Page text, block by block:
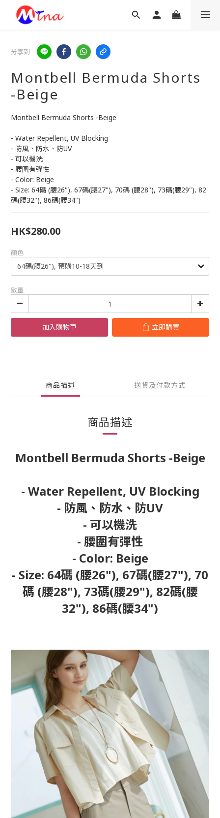
分享到
Montbell Bermuda Shorts
-Beige
Montbell Bermuda Shorts -Beige
- Water Repellent, UV Blocking
- 防風、防水、防UV
- 可以機洗
- 腰圍有彈性
- Color: Beige
- Size: 64碼 (腰26"), 67碼(腰27"), 70碼 (腰28"), 73碼(腰29"), 82
碼(腰32"), 86碼(腰34")
HK$280.00
顏色
數量
加入購物車 立即購買
商品描述 送貨及付款方式
商品描述
Montbell Bermuda Shorts -Beige
- Water Repellent, UV Blocking
- 防風、防水、防UV
- 可以機洗
- 腰圍有彈性
- Color: Beige
- Size: 64碼 (腰26"), 67碼(腰27"), 70
碼 (腰28"), 73碼(腰29"), 82碼(腰
32"), 86碼(腰34")